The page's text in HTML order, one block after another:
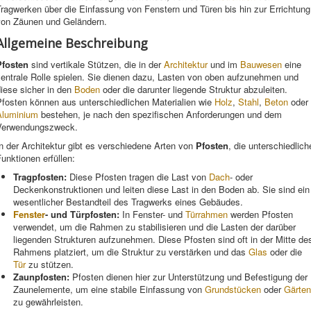
über die Einfassung von Fenstern und Türen bis hin zur Errichtung
Zäunen und Geländern.
Beschreibung
sind vertikale Stützen, die in derArchitekturund im Bauwesen eine
Rolle spielen. Sie dienen dazu, Lasten von oben aufzunehmen und
sicher in den Boden oder die darunter liegende Struktur abzuleiten.
können aus unterschiedlichen Materialien wie Holz, Stahl, Beton oder
bestehen, je nach den spezifischen Anforderungen und dem
der Architektur gibt es verschiedene Arten von Pfosten, die
erfüllen:
Tragpfosten: Diese Pfosten tragen die Last von Dach- oder
Deckenkonstruktionen und leiten diese Last in den Boden ab. Sie sind ein
wesentlicher Bestandteil des Tragwerks eines Gebäudes.
Fenster- und Türpfosten: In Fenster- und Türrahmen werden Pfosten
verwendet, um die Rahmen zu stabilisieren und die Lasten der darüber
liegenden Strukturen aufzunehmen. Diese Pfosten sind oft in der Mitte
Rahmens platziert, um die Struktur zu verstärken und das Glas oder die
Türzu stützen.
Zaunpfosten: Pfosten dienen hier zur Unterstützung und Befestigung der
Zaunelemente, um eine stabile Einfassung von Grundstücken oderGärten
zu gewährleisten.